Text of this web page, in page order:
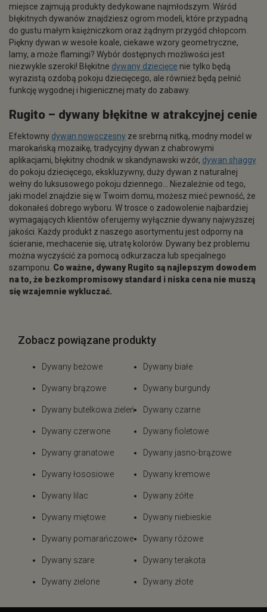
miejsce zajmują produkty dedykowane najmłodszym. Wśród
błękitnych dywanów znajdziesz ogrom modeli, które przypadną
do gustu małym księżniczkom oraz żądnym przygód chłopcom.
Piękny dywan w wesołe koale, ciekawe wzory geometryczne,
lamy, a może flamingi? Wybór dostępnych możliwości jest
niezwykle szeroki! Błękitne dywany dziecięce nie tylko będą
wyrazistą ozdobą pokoju dziecięcego, ale również będą pełnić
funkcję wygodnej i higienicznej maty do zabawy.
Rugito – dywany błękitne w atrakcyjnej cenie
Efektowny dywan nowoczesny ze srebrną nitką, modny model w
marokańską mozaikę, tradycyjny dywan z chabrowymi
aplikacjami, błękitny chodnik w skandynawski wzór, dywan shaggy
do pokoju dziecięcego, ekskluzywny, duży dywan z naturalnej
wełny do luksusowego pokoju dziennego… Niezależnie od tego,
jaki model znajdzie się w Twoim domu, możesz mieć pewność, że
dokonałeś dobrego wyboru. W trosce o zadowolenie najbardziej
wymagających klientów oferujemy wyłącznie dywany najwyższej
jakości. Każdy produkt z naszego asortymentu jest odporny na
ścieranie, mechacenie się, utratę kolorów. Dywany bez problemu
można wyczyścić za pomocą odkurzacza lub specjalnego
szamponu. Co ważne, dywany Rugito są najlepszym dowodem
na to, że bezkompromisowy standard i niska cena nie muszą
się wzajemnie wykluczać.
Zobacz powiązane produkty
Dywany beżowe Dywany białe
Dywany brązowe Dywany burgundy
Dywany butelkowa zieleń Dywany czarne
Dywany czerwone Dywany fioletowe
Dywany granatowe Dywany jasno-brązowe
Dywany łososiowe Dywany kremowe
Dywany lilac Dywany żółte
Dywany miętowe Dywany niebieskie
Dywany pomarańczowe Dywany różowe
Dywany szare Dywany terakota
Dywany zielone Dywany złote